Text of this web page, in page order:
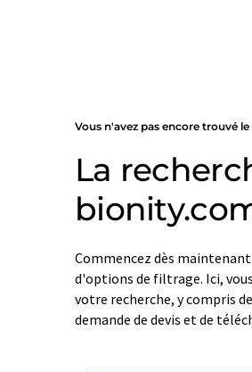
Vous n'avez pas encore trouvé
La
Commencez dès
d'options de filtrage. Ici,
votre recherche, y compris
demande de devis et de